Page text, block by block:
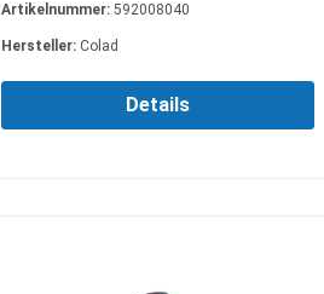
Artikelnummer: 592008040
Hersteller: Colad
Details